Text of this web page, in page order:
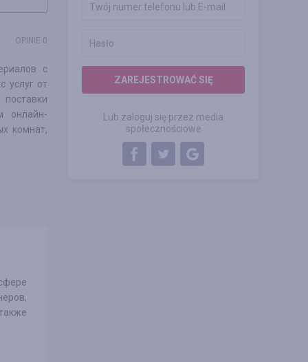
ZAREJESTROWAĆ SIĘ
Lub zaloguj się przez media
społecznościowe
OPINIE 0
с
услуг от
онлайн-
комнат,